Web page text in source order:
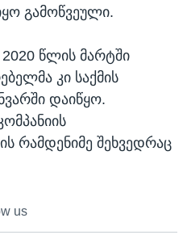
გამოწვეული.
წლის მარტში
კი საქმის
დაიწყო.
რამდენიმე შეხვედრაც
us